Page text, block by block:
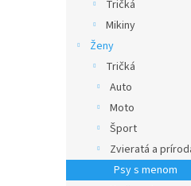
Tričká
Mikiny
Ženy
Tričká
Auto
Moto
Šport
Zvieratá a
Psy s menom